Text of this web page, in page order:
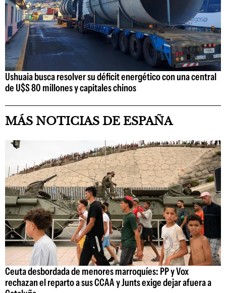
Ushuaia busca resolver su déficit energético con una central
de U$S 80 millones y capitales chinos
MÁS NOTICIAS DE ESPAÑA
Ceuta desbordada de menores marroquíes: PP y Vox
rechazan el reparto a sus CCAA y Junts exige dejar afuera a